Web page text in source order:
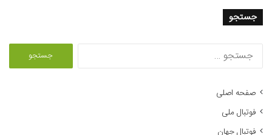
جستجو
صفحه اصلی
فوتبال ملی
فوتبال جهان